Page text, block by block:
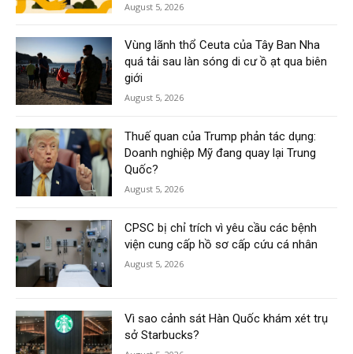
August 5, 2026
Vùng lãnh thổ Ceuta của Tây Ban Nha
quá tải sau làn sóng di cư ồ ạt qua biên
giới
August 5, 2026
Thuế quan của Trump phản tác dụng:
Doanh nghiệp Mỹ đang quay lại Trung
Quốc?
August 5, 2026
CPSC bị chỉ trích vì yêu cầu các bệnh
viện cung cấp hồ sơ cấp cứu cá nhân
August 5, 2026
Vì sao cảnh sát Hàn Quốc khám xét trụ
sở Starbucks?